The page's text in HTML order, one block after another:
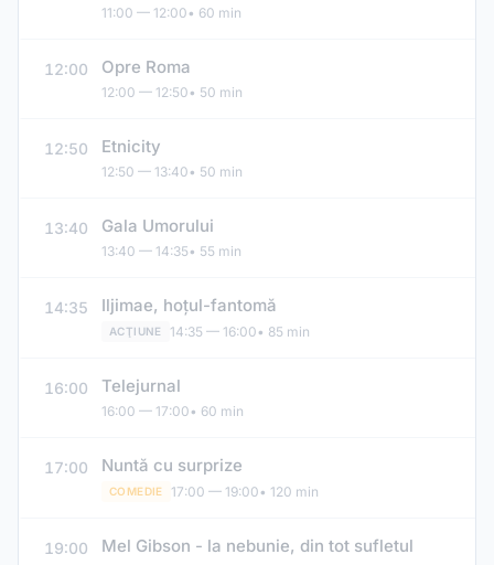
11:00 — 12:00• 60 min
12:00 Opre Roma
12:00 — 12:50• 50 min
12:50 Etnicity
12:50 — 13:40• 50 min
13:40 Gala Umorului
13:40 — 14:35• 55 min
14:35 Iljimae, hoţul-fantomă
ACŢIUNE 14:35 — 16:00• 85 min
16:00 Telejurnal
16:00 — 17:00• 60 min
17:00 Nuntă cu surprize
COMEDIE 17:00 — 19:00• 120 min
19:00 Mel Gibson - la nebunie, din tot sufletul